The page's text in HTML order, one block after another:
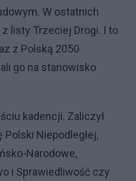
W ostatnich
listy Trzeciej Drogi. I to
z Polską 2050
go na stanowisko
kadencji. Zaliczył
Niepodległej,
Narodowe,
i Sprawiedliwość czy